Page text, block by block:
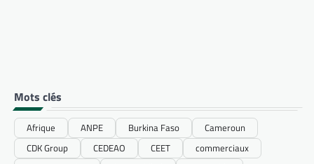
Mots clés
Afrique ANPE Burkina Faso
Cameroun
CDK Group
CEDEAO CEET
commerciaux